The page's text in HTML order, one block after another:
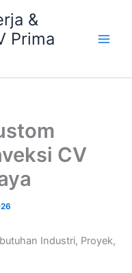
&
Prima
CV
Industri, Proyek,